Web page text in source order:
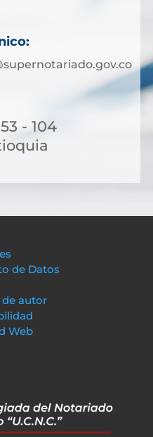
- 104
de Datos
de autor
Web